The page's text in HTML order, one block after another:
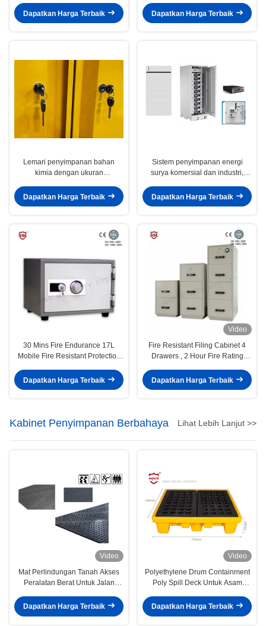
+ 1 Drawer
Dapatkan Harga Terbaik
Dapatkan Harga Terbaik
Lemari penyimpanan bahan
kimia dengan ukuran
dan 109x86x165CM untuk
penyimpanan bahan berbahaya
Dapatkan Harga Terbaik
Sistem penyimpanan energi
surya komersial dan industri,
penyimpanan energi baterai
Dapatkan Harga Terbaik
30 Mins Fire Endurance 17L
Mobile Fire Resistant Protection
Resistant Safe Box
Dapatkan Harga Terbaik
Video
Fire Resistant Filing Cabinet 4
Drawers , 2 Hour Fire Rating
Dapatkan Harga Terbaik
Kabinet Penyimpanan Berbahaya Lihat Lebih Lanjut >>
Video
Mat Perlindungan Tanah Akses
Peralatan Berat Untuk Jalan
Dapatkan Harga Terbaik
Video
Polyethylene Drum Containment
Poly Spill Deck Untuk Asam
Dapatkan Harga Terbaik